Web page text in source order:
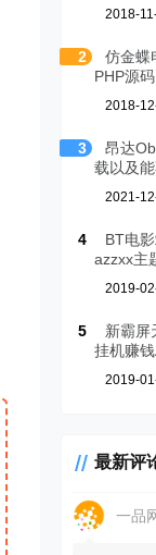
2018-
2
仿金蝶
PHP源码
2018-
3
昂达
载以及
2021-
4
BT电
azzxx主
2019-
5
新霸屏
挂机赚
2019-
最新评
一品